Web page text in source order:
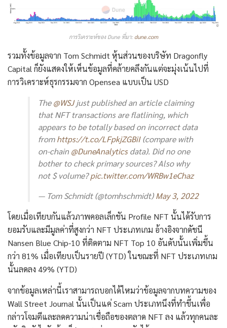
การวิเคราะห์ของ Dune ที่มา: dune.com
รวมทั้งข้อมูลจาก Tom Schmidt หุ้นส่วนของบริษัท Dragonfly
Capital ก็ยังแสดงให้เห็นข้อมูลที่คล้ายคลึงกันแต่จะมุ่งเน้นไปที่
การวิเคราะห์ธุรกรรมจาก Opensea แบบเป็น USD
The@WSJjust published an article claiming
that NFT transactions are flatlining, which
appears to be totally based on incorrect data
fromhttps://t.co/LFpkjZGBiI(compare with
on-chain @DuneAnalyticsdata). Did no one
bother to check primary sources? Also why
not $ volume?pic.twitter.com/WRBw1eChaz
— Tom Schmidt (@tomhschmidt)May 3, 2022
โดยเมื่อเทียบกันแล้วภาพคอลเล็กชัน Profile NFT นั้นได้รับการ
ยอมรับและมีมูลค่าที่สูงกว่า NFT ประเภทเกม อ้างอิงจากดัชนี
Nansen Blue Chip-10 ที่ติดตาม NFT Top 10 อันดับนั้นเพิ่มขึ้น
กว่า 81% เมื่อเทียบเป็นรายปี (YTD) ในขณะที่ NFT ประเภทเกม
นั้นลดลง 49% (YTD)
จากข้อมูลเหล่านี้เราสามารถบอกได้ไหมว่าข้อมูลจากบทความของ
Wall Street Journal นั้นเป็นแค่ Scam ประเภทนึงที่ทำขึ้นเพื่อ
กล่าวโจมตีและลดความน่าเชื่อถือของตลาด NFT ลง แล้วทุกคนละ